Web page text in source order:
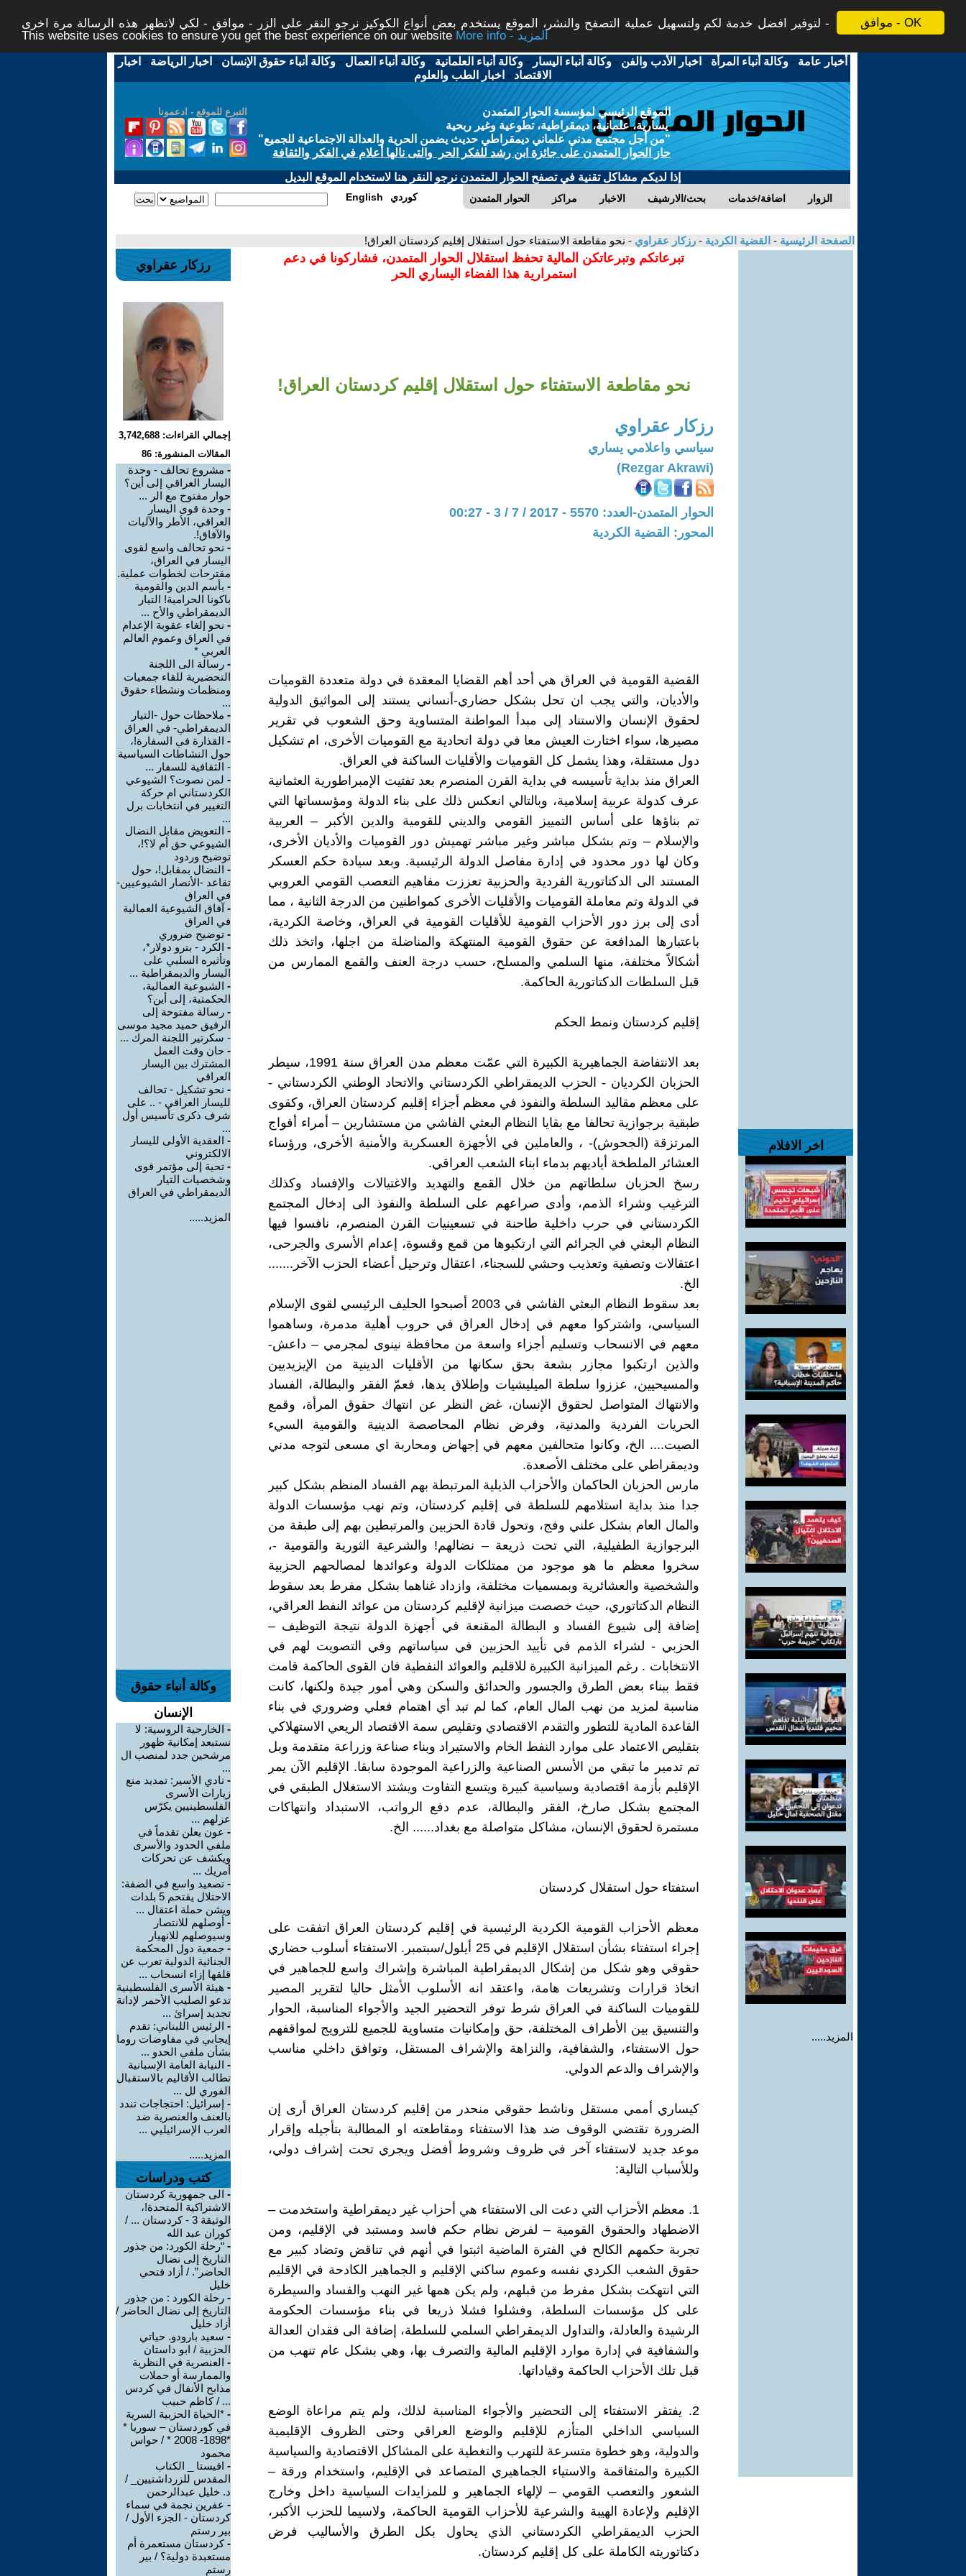
موافق - OK
لتوفير افضل خدمة لكم ولتسهيل عملية التصفح والنشر، الموقع يستخدم بعض أنواع الكوكيز نرجو النقر على الزر - موافق - لكي لاتظهر هذه الرسالة مرة اخرى -
This website uses cookies to ensure you get the best experience on our website
More info - المزيد
أخبار عامة -وكالة أنباء المرأة - اخبار الأدب والفن -وكالة أنباء اليسار -وكالة أنباء العلمانية -وكالة أنباء العمال -وكالة أنباء حقوق الإنسان - اخبار الرياضة - اخبار
الاقتصاد - اخبار الطب والعلوم
التبرع للموقع - ادعمونا
الموقع الرئيسي لمؤسسة الحوار المتمدن
يسارية، علمانية، ديمقراطية، تطوعية وغير ربحية
"من أجل مجتمع مدني علماني ديمقراطي حديث يضمن الحرية والعدالة الاجتماعية للجميع"
حاز الحوار المتمدن على جائزة ابن رشد للفكر الحر والتى نالها أعلام في الفكر والثقافة
إذا لديكم مشاكل تقنية في تصفح الحوار المتمدن نرجو النقر هنا لاستخدام الموقع البديل
الحوار المتمدن مراكز الاخبار بحث/الارشيف اضافة/خدمات الزوار English كوردي
الصفحة الرئيسية - القضية الكردية - رزكار عقراوي - نحو مقاطعة الاستفتاء حول استقلال إقليم كردستان العراق!
اخر الافلام
المزيد.....
تبرعاتكم وتبرعاتكن المالية تحفظ استقلال الحوار المتمدن، فشاركونا في دعم
استمرارية هذا الفضاء اليساري الحر
نحو مقاطعة الاستفتاء حول استقلال إقليم كردستان العراق!
رزكار عقراوي
سياسي واعلامي يساري
(Rezgar Akrawi)
الحوار المتمدن-العدد: 5570 - 2017 / 7 / 3 - 00:27
المحور: القضية الكردية
القضية القومية في العراق هي أحد أهم القضايا المعقدة في دولة متعددة القوميات
والأديان، والتي يجب ان تحل بشكل حضاري-أنساني يستند إلى المواثيق الدولية
لحقوق الإنسان والاستناد إلى مبدأ المواطنة المتساوية وحق الشعوب في تقرير
مصيرها، سواء اختارت العيش معا في دولة اتحادية مع القوميات الأخرى، ام تشكيل
دول مستقلة، وهذا يشمل كل القوميات والأقليات الساكنة في العراق.
العراق منذ بداية تأسيسه في بداية القرن المنصرم بعد تفتيت الإمبراطورية العثمانية
عرف كدولة عربية إسلامية، وبالتالي انعكس ذلك على بناء الدولة ومؤسساتها التي
تم بناؤها على أساس التمييز القومي والديني للقومية والدين الأكبر – العربية
والإسلام – وتم بشكل مباشر وغير مباشر تهميش دور القوميات والأديان الأخرى،
وكان لها دور محدود في إدارة مفاصل الدولة الرئيسية. وبعد سيادة حكم العسكر
المستند الى الدكتاتورية الفردية والحزبية تعززت مفاهيم التعصب القومي العروبي
في الدولة وتم معاملة القوميات والأقليات الأخرى كمواطنين من الدرجة الثانية ، مما
أدى إلى برز دور الأحزاب القومية للأقليات القومية في العراق، وخاصة الكردية،
باعتبارها المدافعة عن حقوق القومية المنتهكة والمناضلة من اجلها، واتخذ ذلك
أشكالاً مختلفة، منها السلمي والمسلح، حسب درجة العنف والقمع الممارس من
قبل السلطات الدكتاتورية الحاكمة.
إقليم كردستان ونمط الحكم
بعد الانتفاضة الجماهيرية الكبيرة التي عمّت معظم مدن العراق سنة 1991، سيطر
الحزبان الكرديان - الحزب الديمقراطي الكردستاني والاتحاد الوطني الكردستاني -
على معظم مقاليد السلطة والنفوذ في معظم أجزاء إقليم كردستان العراق، وكقوى
طبقية برجوازية تحالفا مع بقايا النظام البعثي الفاشي من مستشارين – أمراء أفواج
المرتزقة (الجحوش)- ، والعاملين في الأجهزة العسكرية والأمنية الأخرى، ورؤساء
العشائر الملطخة أياديهم بدماء ابناء الشعب العراقي.
رسخ الحزبان سلطاتهم من خلال القمع والتهديد والاغتيالات والإفساد وكذلك
الترغيب وشراء الذمم، وأدى صراعهم على السلطة والنفوذ الى إدخال المجتمع
الكردستاني في حرب داخلية طاحنة في تسعينيات القرن المنصرم، نافسوا فيها
النظام البعثي في الجرائم التي ارتكبوها من قمع وقسوة، إعدام الأسرى والجرحى،
اعتقالات وتصفية وتعذيب وحشي للسجناء، اعتقال وترحيل أعضاء الحزب الآخر.......
الخ.
بعد سقوط النظام البعثي الفاشي في 2003 أصبحوا الحليف الرئيسي لقوى الإسلام
السياسي، واشتركوا معهم في إدخال العراق في حروب أهلية مدمرة، وساهموا
معهم في الانسحاب وتسليم أجزاء واسعة من محافظة نينوى لمجرمي – داعش-
والذين ارتكبوا مجازر بشعة بحق سكانها من الأقليات الدينية من الإيزيديين
والمسيحيين، عززوا سلطة الميليشيات وإطلاق يدها، فعمّ الفقر والبطالة، الفساد
والانتهاك المتواصل لحقوق الإنسان، غض النظر عن انتهاك حقوق المرأة، وقمع
الحريات الفردية والمدنية، وفرض نظام المحاصصة الدينية والقومية السيء
الصيت.... الخ، وكانوا متحالفين معهم في إجهاض ومحاربة اي مسعى لتوجه مدني
وديمقراطي على مختلف الأصعدة.
مارس الحزبان الحاكمان والأحزاب الذيلية المرتبطة بهم الفساد المنظم بشكل كبير
جدا منذ بداية استلامهم للسلطة في إقليم كردستان، وتم نهب مؤسسات الدولة
والمال العام بشكل علني وفج، وتحول قادة الحزبين والمرتبطين بهم إلى طبقة من
البرجوازية الطفيلية، التي تحت ذريعة – نضالهم! والشرعية الثورية والقومية -،
سخروا معظم ما هو موجود من ممتلكات الدولة وعوائدها لمصالحهم الحزبية
والشخصية والعشائرية وبمسميات مختلفة، وازداد غناهما بشكل مفرط بعد سقوط
النظام الدكتاتوري، حيث خصصت ميزانية لإقليم كردستان من عوائد النفط العراقي،
إضافة إلى شيوع الفساد و البطالة المقنعة في أجهزة الدولة نتيجة التوظيف –
الحزبي - لشراء الذمم في تأييد الحزبين في سياساتهم وفي التصويت لهم في
الانتخابات . رغم الميزانية الكبيرة للاقليم والعوائد النفطية فان القوى الحاكمة قامت
فقط ببناء بعض الطرق والجسور والحدائق والسكن وهي أمور جيدة ولكنها، كانت
مناسبة لمزيد من نهب المال العام، كما لم تبد أي اهتمام فعلي وضروري في بناء
القاعدة المادية للتطور والتقدم الاقتصادي وتقليص سمة الاقتصاد الريعي الاستهلاكي
بتقليص الاعتماد على موارد النفط الخام والاستيراد وبناء صناعة وزراعة متقدمة وبل
تم تدمير ما تبقي من الأسس الصناعية والزراعية الموجودة سابقا. الإقليم الآن يمر
الإقليم بأزمة اقتصادية وسياسية كبيرة ويتسع التفاوت ويشتد الاستغلال الطبقي في
المجتمع بشكل صارخ، الفقر والبطالة، عدم دفع الرواتب، الاستبداد وانتهاكات
مستمرة لحقوق الإنسان، مشاكل متواصلة مع بغداد...... الخ.
استفتاء حول استقلال كردستان
معظم الأحزاب القومية الكردية الرئيسية في إقليم كردستان العراق اتفقت على
إجراء استفتاء بشأن استقلال الإقليم في 25 أيلول/سبتمبر. الاستفتاء أسلوب حضاري
حقوقي وهو شكل من إشكال الديمقراطية المباشرة وإشراك واسع للجماهير في
اتخاذ قرارات وتشريعات هامة، واعتقد انه الأسلوب الأمثل حاليا لتقرير المصير
للقوميات الساكنة في العراق شرط توفر التحضير الجيد والأجواء المناسبة، الحوار
والتنسيق بين الأطراف المختلفة، حق وإمكانيات متساوية للجميع للترويج لمواقفهم
حول الاستفتاء، والشفافية، والنزاهة والإشراف المستقل، وتوافق داخلي مناسب
والإشراف والدعم الدولي.
كيساري أممي مستقل وناشط حقوقي منحدر من إقليم كردستان العراق أرى إن
الضرورة تقتضي الوقوف ضد هذا الاستفتاء ومقاطعته او المطالبة بتأجيله وإقرار
موعد جديد لاستفتاء آخر في ظروف وشروط أفضل ويجري تحت إشراف دولي،
وللأسباب التالية:
1. معظم الأحزاب التي دعت الى الاستفتاء هي أحزاب غير ديمقراطية واستخدمت –
الاضطهاد والحقوق القومية – لفرض نظام حكم فاسد ومستبد في الإقليم، ومن
تجربة حكمهم الكالح في الفترة الماضية اثبتوا في أنهم في تناقض وتضاد كبير مع
حقوق الشعب الكردي نفسه وعموم ساكني الإقليم و الجماهير الكادحة في الإقليم
التي انتهكت بشكل مفرط من قبلهم، ولم يكن همها غير النهب والفساد والسيطرة
على كل مؤسسات السلطة، وفشلوا فشلا ذريعا في بناء مؤسسات الحكومة
الرشيدة والعادلة، والتداول الديمقراطي السلمي للسلطة، إضافة الى فقدان العدالة
والشفافية في إدارة موارد الإقليم المالية والتصرف بها، وهي بشكل عام تنهب من
قبل تلك الأحزاب الحاكمة وقياداتها.
2. يفتقر الاستفتاء إلى التحضير والأجواء المناسبة لذلك، ولم يتم مراعاة الوضع
السياسي الداخلي المتأزم للإقليم والوضع العراقي وحتى الظروف الإقليمية
والدولية، وهو خطوة متسرعة للتهرب والتغطية على المشاكل الاقتصادية والسياسية
الكبيرة والمتفاقمة والاستياء الجماهيري المتصاعد في الإقليم، واستخدام ورقة –
الشعور والتعصب القومي – لإلهاء الجماهير و للمزايدات السياسية داخل وخارج
الإقليم ولإعادة الهيبة والشرعية للأحزاب القومية الحاكمة، ولاسيما للحزب الأكبر،
الحزب الديمقراطي الكردستاني الذي يحاول بكل الطرق والأساليب فرض
دكتاتوريته الكاملة على كل إقليم كردستان.
رزكار عقراوي
إجمالي القراءات: 3,742,688
المقالات المنشورة: 86
- مشروع تحالف - وحدة
اليسار العراقي إلى أين؟
حوار مفتوح مع الر ...
- وحدة قوى اليسار
العراقي، الأطر والآليات
والآفاق!.
- نحو تحالف واسع لقوى
اليسار في العراق،
مقترحات لخطوات عملية.
- بأسم الدين والقومية
باكونا الحرامية! التيار
الديمقراطي والأح ...
- نحو إلغاء عقوبة الإعدام
في العراق وعموم العالم
العربي *
- رسالة الى اللجنة
التحضيرية للقاء جمعيات
ومنظمات ونشطاء حقوق
...
- ملاحظات حول -التيار
الديمقراطي- في العراق
- القذارة في السفارة!،
حول النشاطات السياسية
- الثقافية للسفار ...
- لمن نصوت؟ الشيوعي
الكردستاني ام حركة
التغيير في انتخابات برل
...
- التعويض مقابل النضال
الشيوعي حق أم لا؟!،
توضيح وردود
- النضال بمقابل!، حول
تقاعد -الأنصار الشيوعيين-
في العراق
- آفاق الشيوعية العمالية
في العراق
- توضيح ضروري
- الكرد - بترو دولار*،
وتأثيره السلبي على
اليسار والديمقراطية ...
- الشيوعية العمالية،
الحكمتية، إلى أين؟
- رسالة مفتوحة إلى
الرفيق حميد مجيد موسى
- سكرتير اللجنة المرك ...
- حان وقت العمل
المشترك بين اليسار
العراقي
- نحو تشكيل - تحالف
لليسار العراقي - .. على
شرف ذكرى تأسيس أول
...
- العقدية الأولى لليسار
الالكتروني
- تحية إلى مؤتمر قوى
وشخصيات التيار
الديمقراطي في العراق
المزيد.....
وكالة أنباء حقوق
الإنسان
- الخارجية الروسية: لا
نستبعد إمكانية ظهور
مرشحين جدد لمنصب ال
...
- نادي الأسير: تمديد منع
زيارات الأسرى
الفلسطينيين يكرّس
عزلهم ...
- عون يعلن تقدماً في
ملفي الحدود والأسرى
ويكشف عن تحركات
أمريك ...
- تصعيد واسع في الضفة:
الاحتلال يقتحم 5 بلدات
ويشن حملة اعتقال ...
- أوصلهم للانتصار
وسيوصلهم للانهيار
- جمعية دول المحكمة
الجنائية الدولية تعرب عن
قلقها إزاء انسحاب ...
- هيئة الأسرى الفلسطينية
تدعو الصليب الأحمر لإدانة
تجديد إسرائ ...
- الرئيس اللبناني: تقدم
إيجابي في مفاوضات روما
بشأن ملفي الحدو ...
- النيابة العامة الإسبانية
تطالب الأقاليم بالاستقبال
الفوري لل ...
- إسرائيل: احتجاجات تندد
بالعنف والعنصرية ضد
العرب الإسرائيليي ...
المزيد.....
كتب ودراسات
- الى جمهورية كردستان
الاشتراكية المتحدة!،
الوثيقة 3 - كردستان ... /
كوران عبد الله
- “رحلة الكورد: من جذور
التاريخ إلى نضال
الحاضر”. / أزاد فتحي
خليل
- رحلة الكورد : من جذور
التاريخ إلى نضال الحاضر /
أزاد خليل
- سعید بارودو. حیاتي
الحزبیة / ابو داستان
- العنصرية في النظرية
والممارسة أو حملات
مذابح الأنفال في كردس
... / كاظم حبيب
- *الحياة الحزبية السرية
في كوردستان – سوريا *
*1898- 2008 * / حواس
محمود
- افيستا _ الكتاب
المقدس للزرداشتيين_ /
د. خليل عبدالرحمن
- عفرين نجمة في سماء
كردستان - الجزء الأول /
بير رستم
-كردستان مستعمرة أم
مستعبدة دولية؟ / بير
رستم